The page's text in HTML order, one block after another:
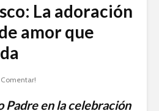
La adoración
amor que
Comentar!
Padre en la celebración